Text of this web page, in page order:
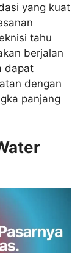
yang kuat
tahu
berjalan
dapat
dengan
panjang